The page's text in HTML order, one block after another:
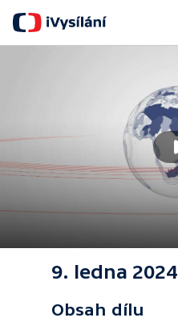
9. ledna 2024
Obsah dílu